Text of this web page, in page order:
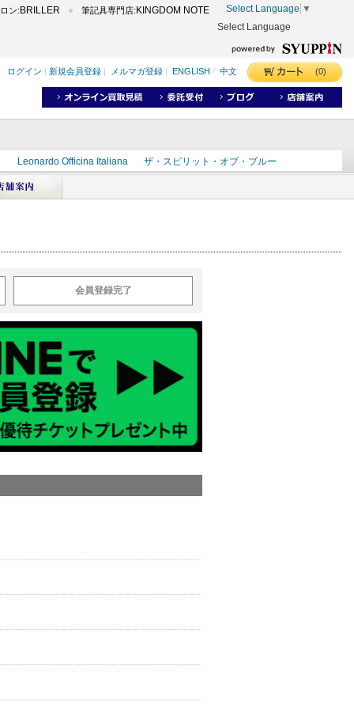
ン: BRILLER 筆記具専門店: KINGDOM NOTE Select Language ▼
Select Language
ログイン 新規会員登録 メルマガ登録 ENGLISH / 中文 (0)
Leonardo Officina Italiana
ザ・スピリット・オブ・ブルー
ラインD
ズ カヴゼットインク スーベレーン
モンブラン
会員登録完了